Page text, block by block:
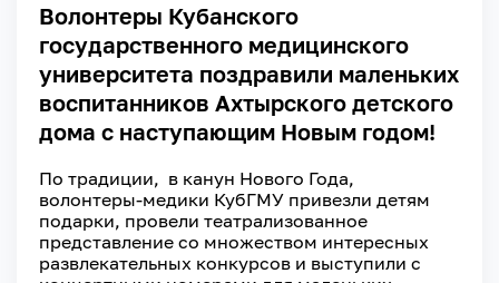
Волонтеры Кубанского
государственного медицинского
университета поздравили маленьких
воспитанников Ахтырского детского
дома с наступающим Новым годом!
По традиции, в канун Нового Года,
волонтеры-медики КубГМУ привезли детям
подарки, провели театрализованное
представление со множеством интересных
развлекательных конкурсов и выступили с